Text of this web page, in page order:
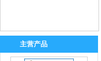
主营产品